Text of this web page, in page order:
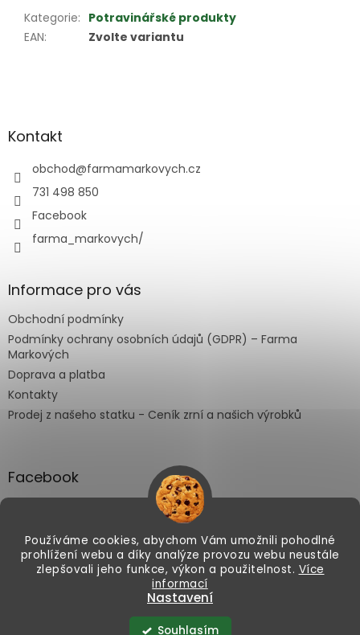
Používáme cookies, abychom Vám umožnili pohodlné
prohlížení webu a díky analýze provozu webu neustále
zlepšovali jeho funkce, výkon a použitelnost. Více
informací
Nastavení
Souhlasím
Letošní čočka je sklizená. Nabízet ji
začneme od poloviny srpna. 🌱
vědět, až naskladníme
Kategorie: Potravinářské produkty
EAN: Zvolte variantu
aKontakt
obchod@farmamarkovych.cz
731 498 850
Facebook
farma_markovych/
Informace pro vás
Obchodní podmínky
Podmínky ochrany osobních údajů (GDPR) – Farma
Markových
Doprava a platba
Kontakty
Prodej z našeho statku - Ceník zrní a našich výrobků
Facebook
Vytvořil Shoptet
vyhrazena.